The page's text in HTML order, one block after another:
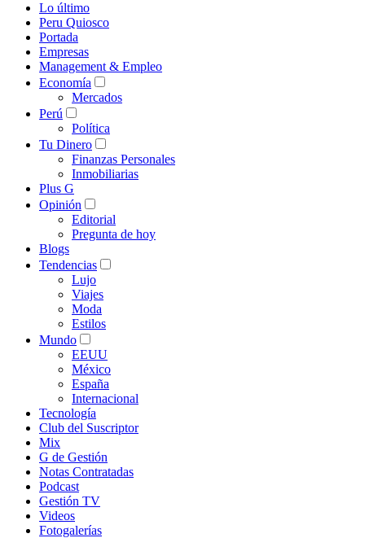
Lo último
Peru Quiosco
Portada
Empresas
Management & Empleo
Economía
Mercados
Perú
Política
Tu Dinero
Finanzas Personales
Inmobiliarias
Plus G
Opinión
Editorial
Pregunta de hoy
Blogs
Tendencias
Lujo
Viajes
Moda
Estilos
Mundo
EEUU
México
España
Internacional
Tecnología
Club del Suscriptor
Mix
G de Gestión
Notas Contratadas
Podcast
Gestión TV
Videos
Fotogalerías